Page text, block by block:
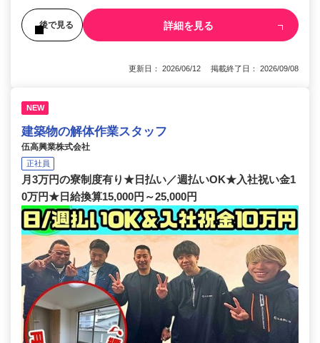
後で見る 詳細を見る
更新日： 2026/06/12 掲載終了日： 2026/09/08
NEW
建築物の解体作業スタッフ
伍高興業株式会社
正社員
月3万円の寮制度有り★日払い／週払いOK★入社祝い金1
0万円★日給換算15,000円～25,000円